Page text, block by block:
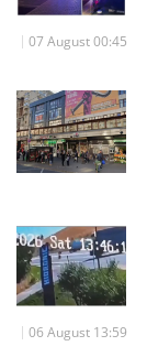
07 August 00:45
06 August 13:59